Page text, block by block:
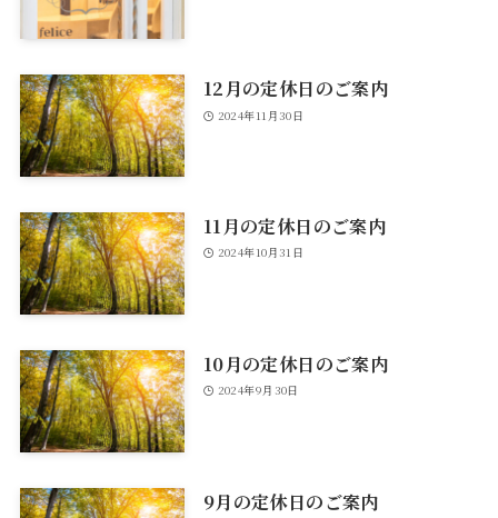
12月の定休日のご案内
2024年11月30日
11月の定休日のご案内
2024年10月31日
10月の定休日のご案内
2024年9月30日
9月の定休日のご案内